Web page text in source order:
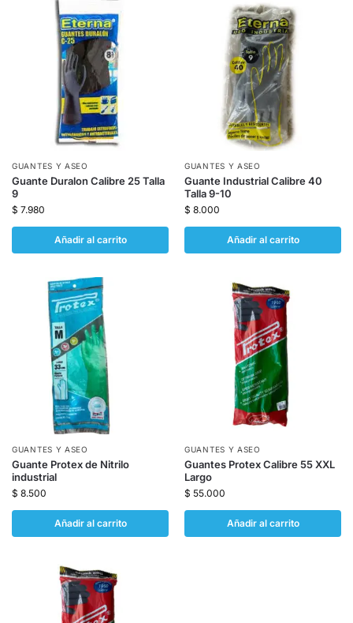
GUANTES Y ASEO
Guante Duralon Calibre 25 Talla
9
$ 7.980
Añadir al carrito
GUANTES Y ASEO
Guante Industrial Calibre 40
Talla 9-10
$ 8.000
Añadir al carrito
GUANTES Y ASEO
Guante Protex de Nitrilo
industrial
$ 8.500
Añadir al carrito
GUANTES Y ASEO
Guantes Protex Calibre 55 XXL
Largo
$ 55.000
Añadir al carrito